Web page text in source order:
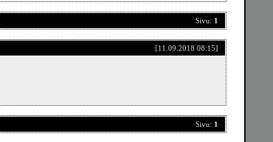
Sivu: 1
[11.09.2018 08:15]
Sivu: 1